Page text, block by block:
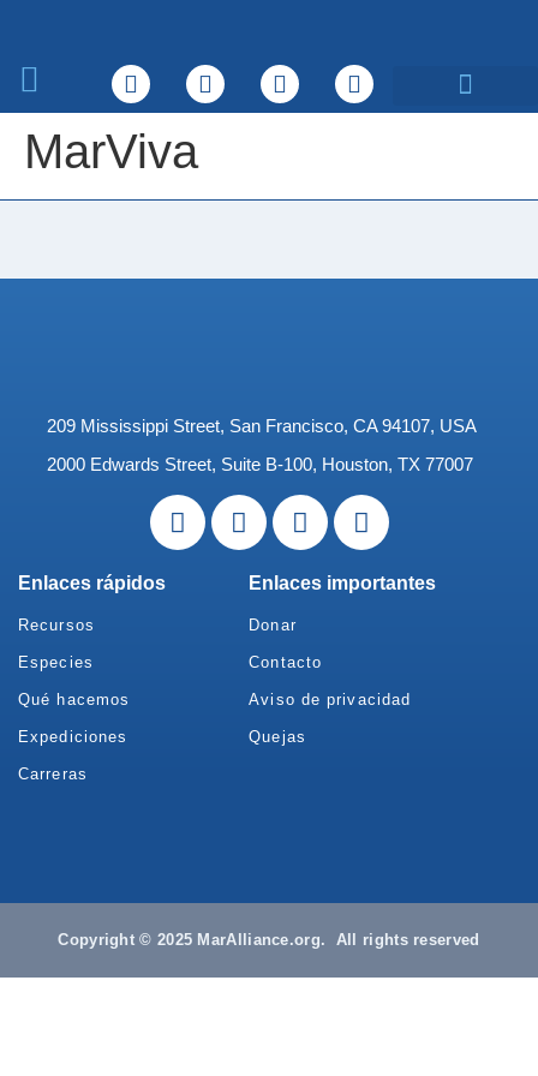
MarViva
209 Mississippi Street, San Francisco, CA 94107, USA
2000 Edwards Street, Suite B-100, Houston, TX 77007
Enlaces rápidos
Recursos
Especies
Qué hacemos
Expediciones
Carreras
Enlaces importantes
Donar
Contacto
Aviso de privacidad
Quejas
Copyright © 2025 MarAlliance.org. All rights reserved